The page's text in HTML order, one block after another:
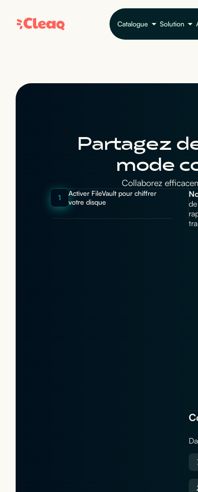
Catalogue Solution
Partagez
mode
Collaborez
1
Activer FileVault pour chiffrer
votre disque